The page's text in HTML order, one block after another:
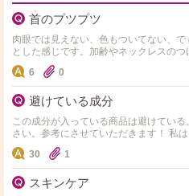
首のプツプツ
肉眼では見えない、色もついてない、
とした感じです。加齢やネックレスの
膚科へ行こうと思っていますが、同じ
6 0
避けている成分
この成分が入っている商品は避けてい
さい。参考にさせていただきます！ 私は、スキンケア商品の成分表の10番目
以内にアルコール、エタノール、セタノ
30 1
スキンケア